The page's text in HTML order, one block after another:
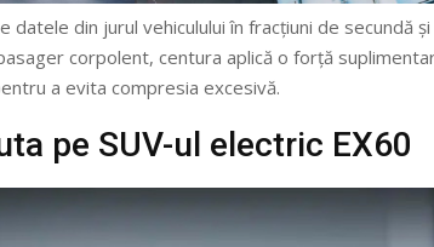
datele din jurul vehiculului în fracțiuni de
corpolent, centura aplică o forță
a evita compresia excesivă.
pe SUV-ul electric EX60